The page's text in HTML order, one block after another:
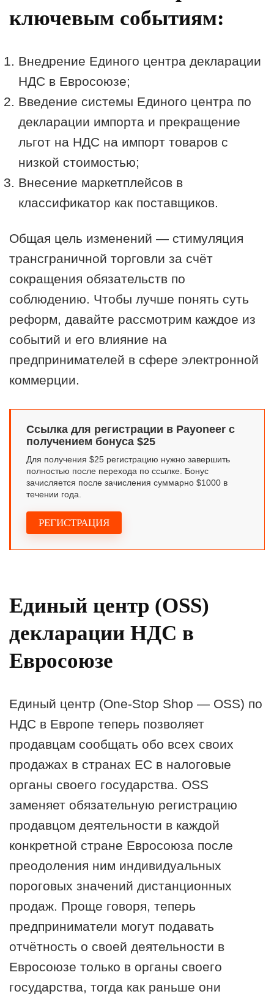
ключевым событиям:
Внедрение Единого центра декларации
НДС в Евросоюзе;
Введение системы Единого центра по
декларации импорта и прекращение
льгот на НДС на импорт товаров с
низкой стоимостью;
Внесение маркетплейсов в
классификатор как поставщиков.
Общая цель изменений — стимуляция
трансграничной торговли за счёт
сокращения обязательств по
соблюдению. Чтобы лучше понять суть
реформ, давайте рассмотрим каждое из
событий и его влияние на
предпринимателей в сфере электронной
коммерции.
РЕГИСТРАЦИЯ
Ссылка для регистрации в Payoneer с
получением бонуса $25
Для получения $25 регистрацию нужно завершить
полностью после перехода по ссылке. Бонус
зачисляется после зачисления суммарно $1000 в
течении года.
Единый центр (OSS)
декларации НДС в
Евросоюзе
Единый центр (One-Stop Shop — OSS) по
НДС в Европе теперь позволяет
продавцам сообщать обо всех своих
продажах в странах ЕС в налоговые
органы своего государства. OSS
заменяет обязательную регистрацию
продавцом деятельности в каждой
конкретной стране Евросоюза после
преодоления ним индивидуальных
пороговых значений дистанционных
продаж. Проще говоря, теперь
предприниматели могут подавать
отчётность о своей деятельности в
Евросоюзе только в органы своего
государства, тогда как раньше они